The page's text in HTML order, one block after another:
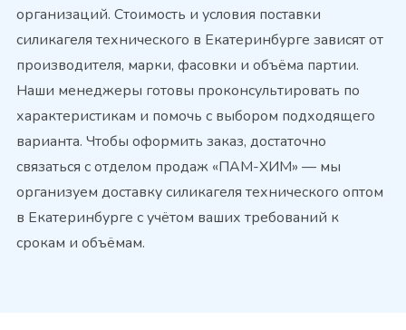
организаций. Стоимость и условия поставки
силикагеля технического в Екатеринбурге зависят от
производителя, марки, фасовки и объёма партии.
Наши менеджеры готовы проконсультировать по
характеристикам и помочь с выбором подходящего
варианта. Чтобы оформить заказ, достаточно
связаться с отделом продаж «ПАМ-ХИМ» — мы
организуем доставку силикагеля технического оптом
в Екатеринбурге с учётом ваших требований к
срокам и объёмам.